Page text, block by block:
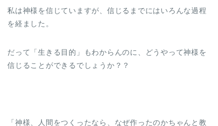
私は神様を信じていますが、信じるまでにはいろんな過程
を経ました。
だって「生きる目的」もわからんのに、どうやって神様を
信じることができるでしょうか？？
「神様、人間をつくったなら、なぜ作ったのかちゃんと教